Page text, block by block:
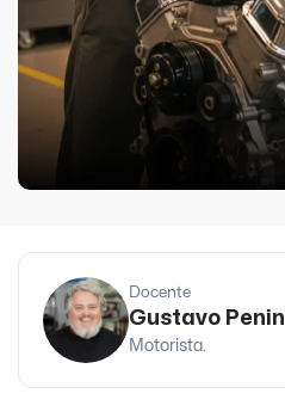
Docente
Gustavo Penin
Motorista.